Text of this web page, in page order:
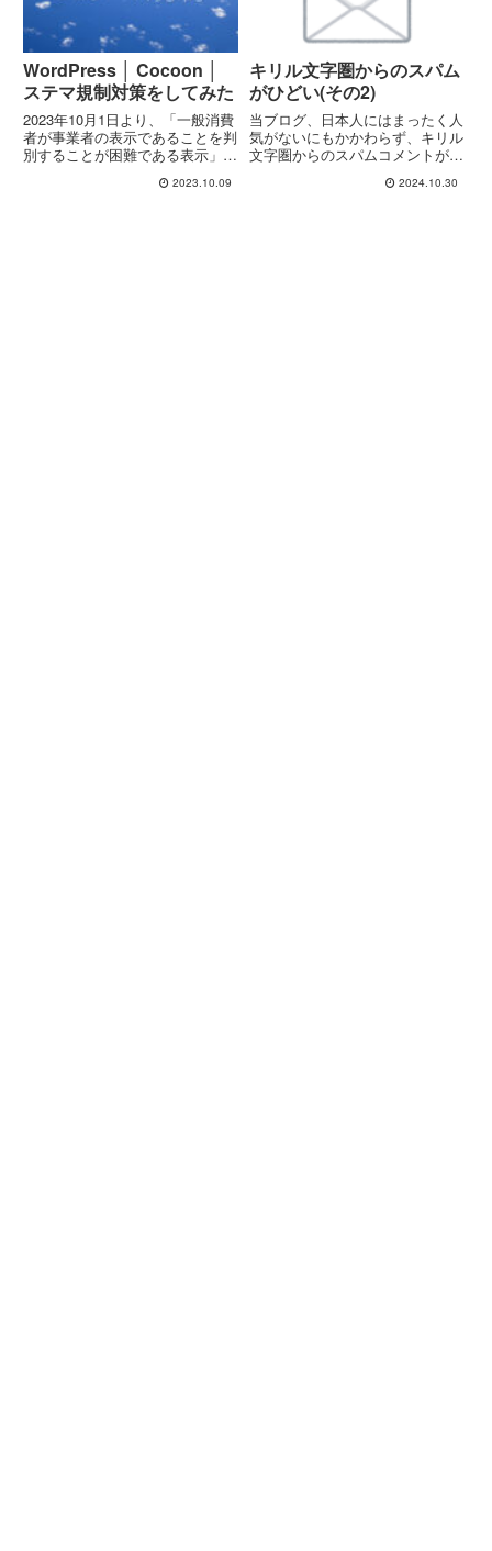
WordPress │ Cocoon │
ステマ規制対策をしてみた
2023年10月1日より、「一般消費
者が事業者の表示であることを判
別することが困難である表示」
つ合理的な選択を阻害するおそれ
2023.10.09
キリル文字圏からのスパム
がひどい(その2)
当ブログ、日本人にはまったく人
気がないにもかかわらず、キリル
文字圏からのスパムコメントが後
事を書いたのですが。いちおう、
2024.10.30